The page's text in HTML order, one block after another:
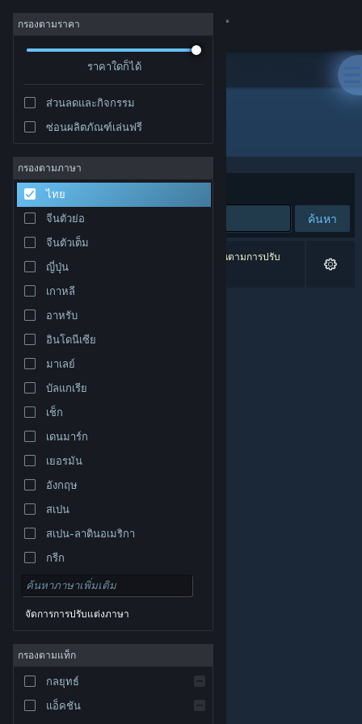
เข้าสู่ระบบ
ชุมชน
เกี่ยวกับ
ฝ่ายสนับสนุน
เปลี่ยนภาษา
รับแอป Steam แบบพกพา
ชมเว็บไซต์สำหรับเดสก์ท็อป
© Valve Corporation สงวนลิขสิทธิ์ เครื่องหมายการค้า
และประเทศอื่น
นโยบายความเป็นส่วนตัว
การช่วยการเข้าถึง|
Steam| การคืนเงิน
กรองตามราคา
ราคาใดก็ได้
ส่วนลดและกิจกรรม
ซ่อนผลิตภัณฑ์เล่นฟรี
กรองตามภาษา
ไทย
จีนตัวย่อ
จีนตัวเต็ม
ญี่ปุ่น
เกาหลี
อาหรับ
อินโดนีเซีย
มาเลย์
บัลแกเรีย
เช็ก
เดนมาร์ก
เยอรมัน
อังกฤษ
สเปน
สเปน-ลาตินอเมริกา
กรีก
จัดการการปรับแต่งภาษา
กรองตามแท็ก
กลยุทธ์
แอ็คชัน
ผู้พัฒนา: Oktay ŞAHİN
จัดเรียงตาม
ค้นหา
0 ผลลัพธ์ตรงกับที่คุณค้นหา 1 ผลิตภัณฑ์ได้ถูกละเว้นตามการปรับ
แต่งของคุณ